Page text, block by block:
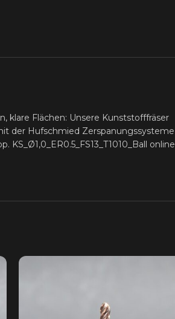
klare Flächen: Unsere Kunststofffräser
der Hufschmied Zerspanungssysteme
online